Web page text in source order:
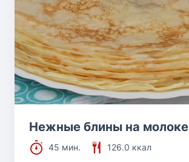
Нежные блины на молоке
45 мин.
126.0 ккал